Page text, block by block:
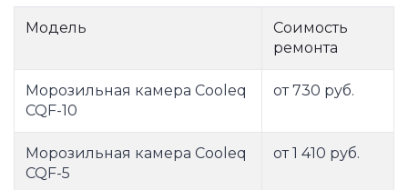
Модель
Соимость
ремонта
Морозильная камера Cooleq
CQF-10
от 730 руб.
Морозильная камера Cooleq
CQF-5
от 1 410 руб.